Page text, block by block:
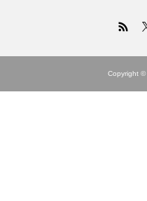
FacebookInstagram
Copyright ©